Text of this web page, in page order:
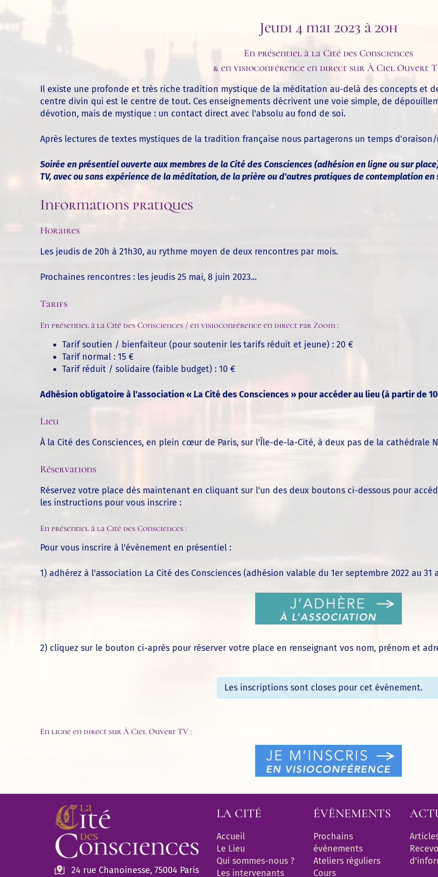
Jeudi 4 mai 2023 à 20h
En présentiel à la Cité des Consciences
& en visioconférence en direct sur À Ciel Ouvert
Il existe une profonde et très riche tradition mystique de la méditation au-delà des concepts et
centre divin qui est le centre de tout. Ces enseignements décrivent une voie simple, de
dévotion, mais de mystique : un contact direct avec l'absolu au fond de soi.
Après lectures de textes mystiques de la tradition française nous partagerons un temps
Soirée en présentiel ouverte aux membres de la Cité des Consciences (adhésion en ligne ou sur
TV,avec ou sans expérience de la méditation, de la prière ou d'autres pratiques de contemplation en
Informations pratiques
Horaires
Les jeudis de 20h à 21h30, au rythme moyen de deux rencontres par mois.
Prochaines rencontres : les jeudis 25 mai, 8 juin 2023...
Tarifs
En présentiel à la Cité des Consciences / en visioconférence en direct par Zoom :
Tarif soutien / bienfaiteur (pour soutenir les tarifs réduit et jeune) : 20 €
Tarif normal : 15 €
Tarif réduit / solidaire (faible budget) : 10 €
Adhésion obligatoire à l'association « La Cité des Consciences » pour accéder au lieu (à partir de
Lieu
À la Cité des Consciences, en plein cœur de Paris, sur l'Île-de-la-Cité, à deux pas de la cathédrale
Réservations
Réservez votre place dès maintenant en cliquant sur l'un des deux boutons ci-dessous pour
les instructions pour vous inscrire :
En présentiel à la Cité des Consciences :
Pour vous inscrire à l'évènement en présentiel :
1) adhérez à l'association La Cité des Consciences (adhésion valable du 1er septembre 2022 au
2) cliquez sur le bouton ci-après pour réserver votre place en renseignant vos nom, prénom et
Les inscriptions sont closes pour cet événement.
En ligne en direct sur À Ciel Ouvert TV :
24 rue Chanoinesse, 75004 Paris
LA CITÉ
Accueil
Le Lieu
Qui sommes-nous ?
Les intervenants
ÉVÈNEMENTS
Prochains
évènements
Ateliers réguliers
Cours